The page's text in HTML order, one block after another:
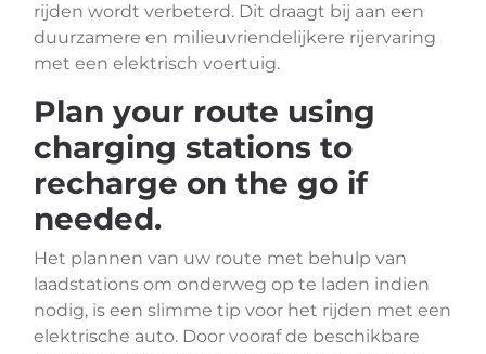
rijden wordt verbeterd. Dit draagt bij aan een
duurzamere en milieuvriendelijkere rijervaring
met een elektrisch voertuig.
Plan your route using
charging stations to
recharge on the go if
needed.
Het plannen van uw route met behulp van
laadstations om onderweg op te laden indien
nodig, is een slimme tip voor het rijden met een
elektrische auto. Door vooraf de beschikbare